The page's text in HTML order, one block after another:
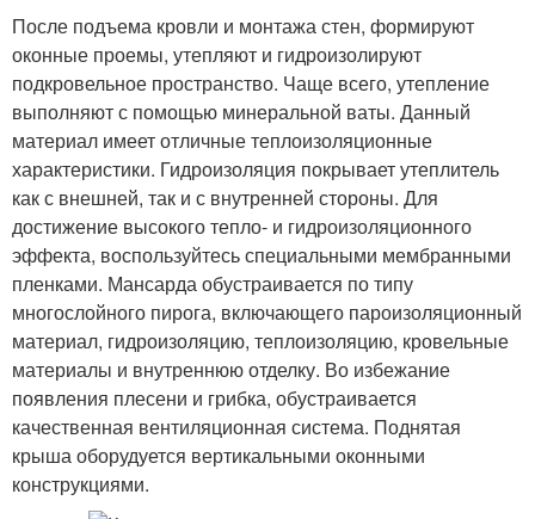
После подъема кровли и монтажа стен, формируют
оконные проемы, утепляют и гидроизолируют
подкровельное пространство. Чаще всего, утепление
выполняют с помощью минеральной ваты. Данный
материал имеет отличные теплоизоляционные
характеристики. Гидроизоляция покрывает утеплитель
как с внешней, так и с внутренней стороны. Для
достижение высокого тепло- и гидроизоляционного
эффекта, воспользуйтесь специальными мембранными
пленками. Мансарда обустраивается по типу
многослойного пирога, включающего пароизоляционный
материал, гидроизоляцию, теплоизоляцию, кровельные
материалы и внутреннюю отделку. Во избежание
появления плесени и грибка, обустраивается
качественная вентиляционная система. Поднятая
крыша оборудуется вертикальными оконными
конструкциями.